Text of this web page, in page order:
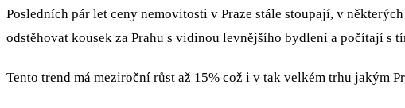
Posledních pár let ceny nemovitosti v Praze stále stoupají, v
odstěhovat kousek za Prahu s vidinou levnějšího bydlení a počítají s
Tento trend má meziroční růst až 15% což i v tak velkém trhu jakým